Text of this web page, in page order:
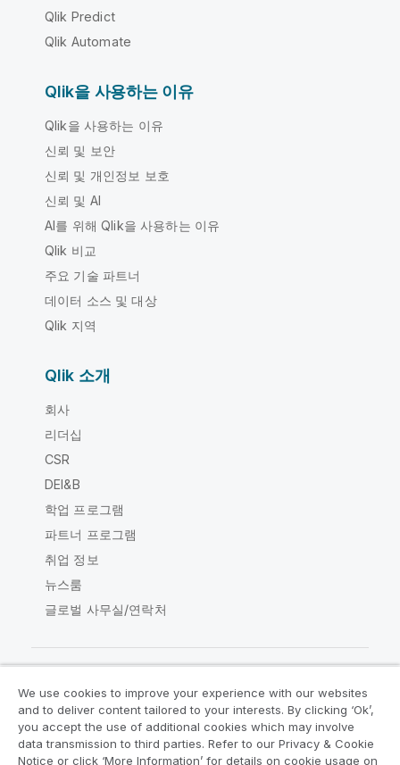
Qlik Predict
Qlik Automate
Qlik을 사용하는 이유
Qlik을 사용하는 이유
신뢰 및 보안
신뢰 및 개인정보 보호
신뢰 및 AI
AI를 위해 Qlik을 사용하는 이유
Qlik 비교
주요 기술 파트너
데이터 소스 및 대상
Qlik 지역
Qlik 소개
회사
리더십
CSR
DEI&B
학업 프로그램
파트너 프로그램
취업 정보
뉴스룸
글로벌 사무실/연락처
Qlik Community
법적 계약 제품 약관 Legal Policies
We use cookies to improve your experience with our websites
and to deliver content tailored to your interests. By clicking ‘Ok’,
you accept the use of additional cookies which may involve
data transmission to third parties. Refer to our Privacy & Cookie
Notice or click ‘More Information’ for details on cookie usage on